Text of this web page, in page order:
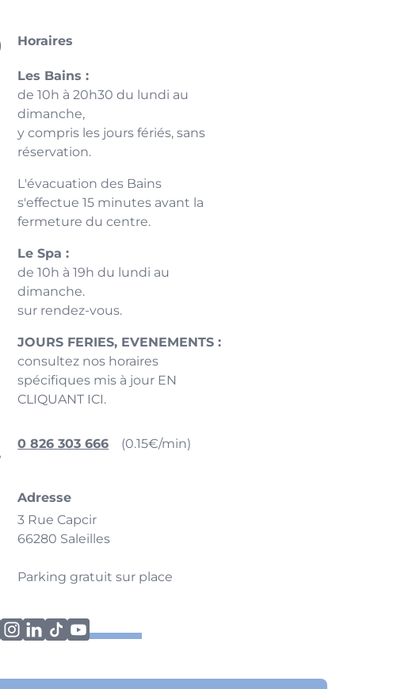
Horaires
Les Bains :
de 10h à 20h30 du lundi au
dimanche,
y compris les jours fériés, sans
réservation.
L'évacuation des Bains
s'effectue 15 minutes avant la
fermeture du centre.
Le Spa :
de 10h à 19h du lundi au
dimanche.
sur rendez-vous.
JOURS FERIES, EVENEMENTS :
consultez nos horaires
spécifiques mis à jour EN
CLIQUANT ICI.
0 826 303 666 (0.15€/min)
Adresse
3 Rue Capcir
66280 Saleilles
Parking gratuit sur place